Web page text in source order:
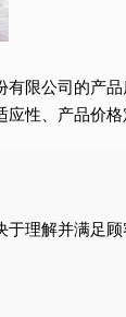
限公司的产
性、产品价
理解并满足